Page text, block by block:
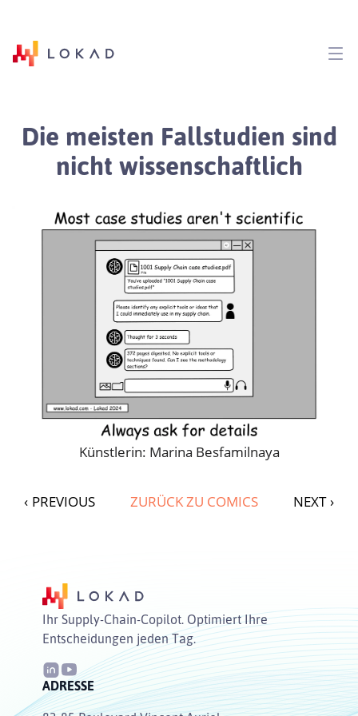
Die meisten Fallstudien sind
nicht wissenschaftlich
Künstlerin: Marina Besfamilnaya
‹ PREVIOUS ZURÜCK ZU COMICS NEXT ›
Ihr Supply-Chain-Copilot. Optimiert Ihre
Entscheidungen jeden Tag.
ADRESSE